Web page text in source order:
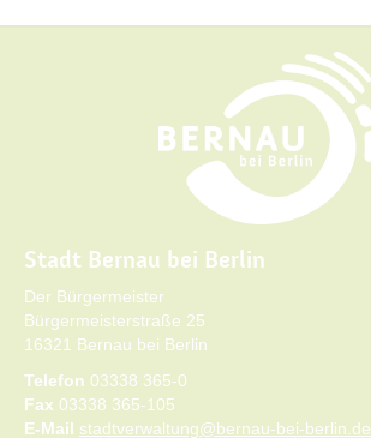
Stadt Bernau bei Berlin
Der Bürgermeister
Bürgermeisterstraße 25
16321 Bernau bei Berlin
Telefon 03338 365-0
Fax 03338 365-105
E-Mail stadtverwaltung@bernau-bei-berlin.de